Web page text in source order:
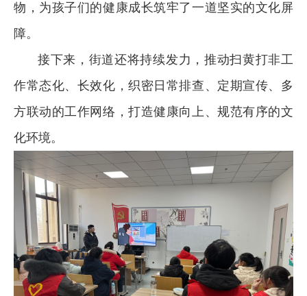
物，为孩子们的健康成长筑牢了一道坚实的文化屏
障。
接下来，街道还将持续发力，推动扫黄打非工
作常态化、长效化，织密日常排查、定期宣传、多
方联动的工作网络，打造健康向上、规范有序的文
化环境。